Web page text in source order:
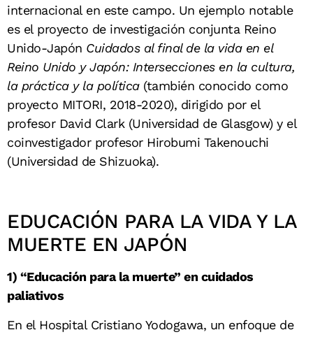
internacional en este campo. Un ejemplo notable
es el proyecto de investigación conjunta Reino
Unido-Japón Cuidados al final de la vida en el
Reino Unido y Japón: Intersecciones en la cultura,
la práctica y la política(también conocido como
proyecto MITORI, 2018-2020), dirigido por el
profesor David Clark (Universidad de Glasgow) y el
coinvestigador profesor Hirobumi Takenouchi
(Universidad de Shizuoka).
EDUCACIÓN PARA LA VIDA Y LA
MUERTE EN JAPÓN
1) “Educación para la muerte” en cuidados
paliativos
En el Hospital Cristiano Yodogawa, un enfoque de